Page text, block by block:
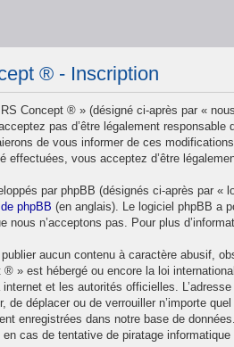
® - Inscription
Concept ® » (désigné ci-après par «
pas d’être légalement
de vous informer de ces
effectuées, vous acceptez d’être
par phpBB (désignés ci-après par
phpBB (en anglais). Le logiciel phpBB a
nous n’acceptons pas. Pour plus
aucun contenu à caractère abusif,
® » est hébergé ou encore la loi
internet et les autorités officielles.
de déplacer ou de verrouiller n’importe
enregistrées dans notre base de
cas de tentative de piratage